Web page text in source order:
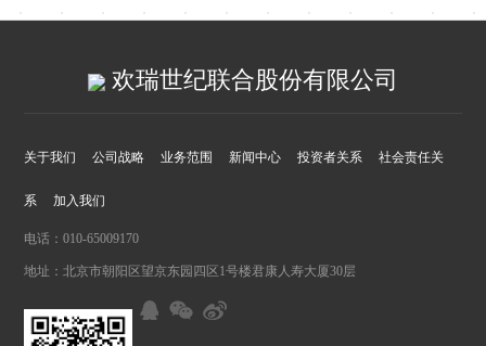
欢瑞世纪联合股份有限公司
关于我们 公司战略 业务范围 新闻中心 投资者关系 社会责任关
系 加入我们
电话：010-65009170
地址：北京市朝阳区望京东园四区1号楼君康人寿大厦30层